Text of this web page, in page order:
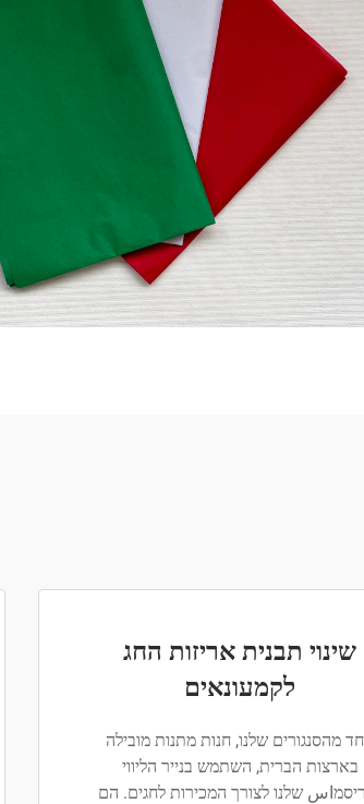
שינוי תבנית אריזות החג
לקמעונאים
מהסנגורים שלנו, חנות מתנות מובילה
בארצות הברית, השתמש בנייר הליווי
שלנו לצורך המכירות לחגים. הם